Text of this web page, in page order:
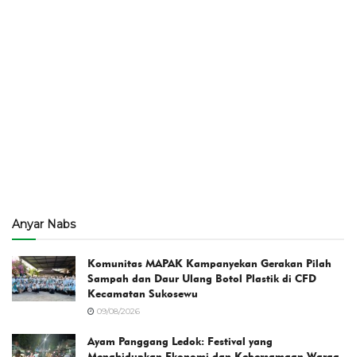
Anyar Nabs
Komunitas MAPAK Kampanyekan Gerakan Pilah
Sampah dan Daur Ulang Botol Plastik di CFD
Kecamatan Sukosewu
09/08/2026
Ayam Panggang Ledok: Festival yang